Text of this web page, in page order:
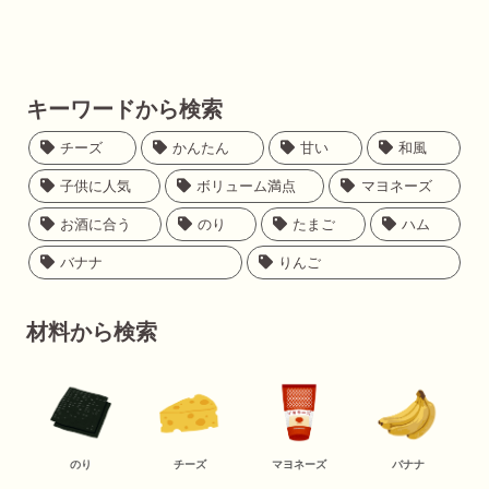
キーワードから検索
チーズ かんたん 甘い 和風
子供に人気 ボリューム満点 マヨネーズ
お酒に合う のり たまご ハム
バナナ りんご
材料から検索
のり チーズ マヨネーズ バナナ